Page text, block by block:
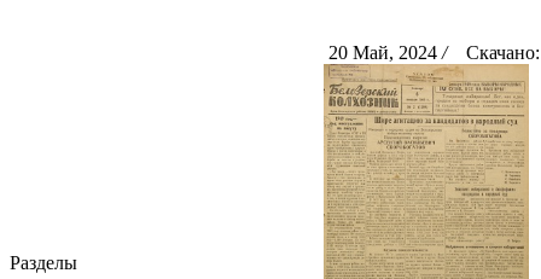
Разделы
20 Май, 2024 /